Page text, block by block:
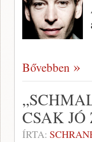
Bővebben
CSAK
ÍRTA: